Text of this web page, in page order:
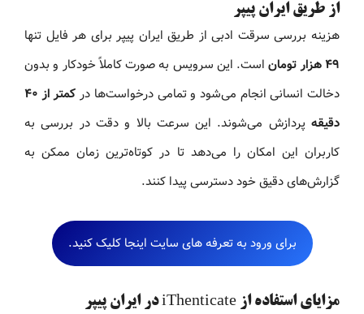
از طریق ایران پیپر
هزینه بررسی سرقت ادبی از طریق ایران پیپر برای هر فایل تنها
۴۹ هزار تومان
است. این سرویس به صورت کاملاً خودکار و بدون
دخالت انسانی انجام می‌شود و تمامی درخواست‌ها در
کمتر از ۴۰
دقیقه پردازش می‌شوند. این سرعت بالا و دقت در بررسی به
کاربران این امکان را می‌دهد تا در کوتاه‌ترین زمان ممکن به
گزارش‌های دقیق خود دسترسی پیدا کنند.
برای ورود به تعرفه های سایت اینجا کلیک کنید.
مزایای استفاده از iThenticate در ایران پیپر